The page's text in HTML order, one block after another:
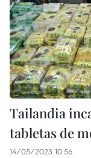
Tailandia
tabletas de
14/05/2023 10:56